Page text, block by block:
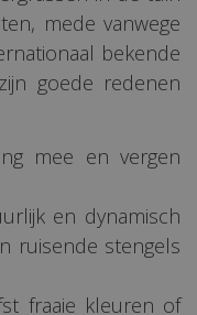
mede vanwege
bekende
goede redenen
mee en vergen
en dynamisch
ruisende stengels
fraaie kleuren of